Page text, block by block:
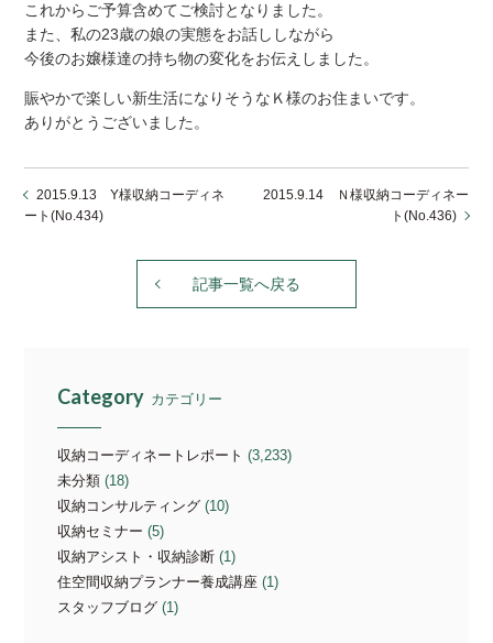
これからご予算含めてご検討となりました。
また、私の23歳の娘の実態をお話ししながら
今後のお嬢様達の持ち物の変化をお伝えしました。
賑やかで楽しい新生活になりそうなＫ様のお住まいです。
ありがとうございました。
2015.9.13 Y様収納コーディネ
ート(No.434)
2015.9.14 Ｎ様収納コーディネー
ト(No.436)
記事一覧へ戻る
Category カテゴリー
収納コーディネートレポート (3,233)
未分類 (18)
収納コンサルティング (10)
収納セミナー (5)
収納アシスト・収納診断 (1)
住空間収納プランナー養成講座 (1)
スタッフブログ (1)